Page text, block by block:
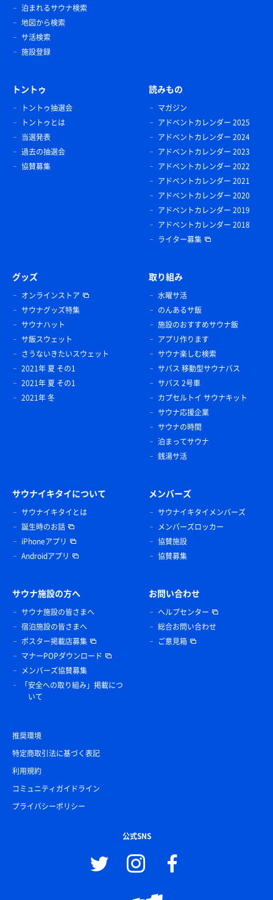
泊まれるサウナ検索
地図から検索
サ活検索
施設登録
トントゥ
トントゥ抽選会
トントゥとは
当選発表
過去の抽選会
協賛募集
読みもの
マガジン
アドベントカレンダー 2025
アドベントカレンダー 2024
アドベントカレンダー 2023
アドベントカレンダー 2022
アドベントカレンダー 2021
アドベントカレンダー 2020
アドベントカレンダー 2019
アドベントカレンダー 2018
ライター募集
グッズ
オンラインストア
サウナグッズ特集
サウナハット
サ飯スウェット
さうないきたいスウェット
2021年 夏 その1
2021年 夏 その1
2021年 冬
取り組み
水曜サ活
のんあるサ飯
施設のおすすめサウナ飯
アプリ作ります
サウナ楽しむ検索
サバス 移動型サウナバス
サバス 2号車
カプセルトイ サウナキット
サウナ応援企業
サウナの時間
泊まってサウナ
銭湯サ活
サウナイキタイについて
サウナイキタイとは
誕生時のお話
iPhoneアプリ
Androidアプリ
メンバーズ
サウナイキタイメンバーズ
メンバーズロッカー
協賛施設
協賛募集
サウナ施設の方へ
サウナ施設の皆さまへ
宿泊施設の皆さまへ
ポスター掲載店募集
マナーPOPダウンロード
メンバーズ協賛募集
「安全への取り組み」掲載につ
いて
お問い合わせ
ヘルプセンター
総合お問い合わせ
ご意見箱
推奨環境
特定商取引法に基づく表記
利用規約
コミュニティガイドライン
プライバシーポリシー
公式SNS